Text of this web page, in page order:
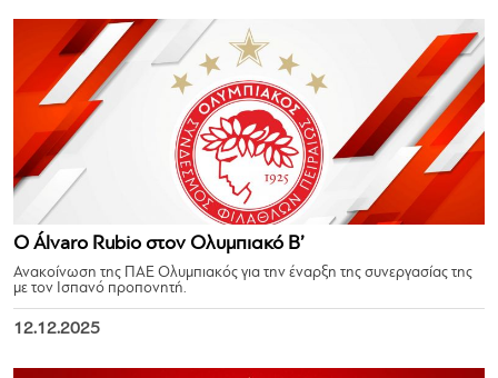
Ο Álvaro Rubio στον Ολυμπιακό Β’
Ανακοίνωση της ΠΑΕ Ολυμπιακός για την έναρξη της συνεργασίας της
με τον Ισπανό προπονητή.
12.12.2025